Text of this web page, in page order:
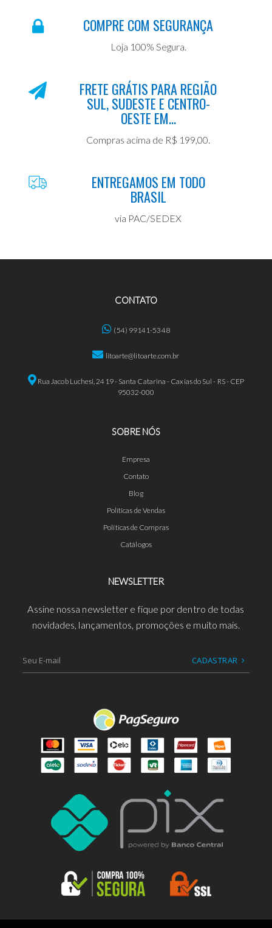
COMPRE COM SEGURANÇA
Loja 100% Segura.
FRETE GRÁTIS PARA REGIÃO
SUL, SUDESTE E CENTRO-
OESTE EM...
Compras acima de R$ 199,00.
ENTREGAMOS EM TODO
BRASIL
via PAC/SEDEX
CONTATO
(54) 99141-5348
litoarte@litoarte.com.br
Rua Jacob Luchesi, 2419 - Santa Catarina - Caxias do Sul - RS - CEP
95032-000
SOBRE NÓS
Empresa
Contato
Blog
Políticas de Vendas
Políticas de Compras
Catálogos
NEWSLETTER
Assine nossa newsletter e fique por dentro de todas
novidades, lançamentos, promoções e muito mais.
CADASTRAR